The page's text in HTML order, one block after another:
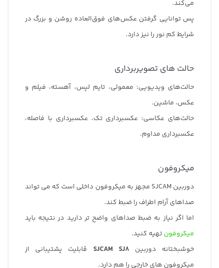
می‌کند.
پس توانایی گرفتن عکس‌های فوق‌العاده روشن و بزرگ در
شرایط کم نور را نیز دارد.
حالت های تصویربرداری
حالت‌های ویدیویی: معمولی، تایم لپس، آهسته، فیلم و
عکس، ماشین.
حالت‌های عکاسی: عکسبرداری تک، عکسبرداری با فاصله،
عکسبرداری مداوم.
میکروفون
دوربین SJCAM مجهز به میکروفون داخلی است که می تواند
صداهای آرام اطراف را ضبط کند.
اما اگر نیاز به ضبط صداهای واضح تر دارید در نتیجه باید
میکروفونتهیه کنید.
خوشبختانه دوربینSJCAM SJ8
قابلیت پشتیبانی از
میکروفون های خارجی را هم دارد.